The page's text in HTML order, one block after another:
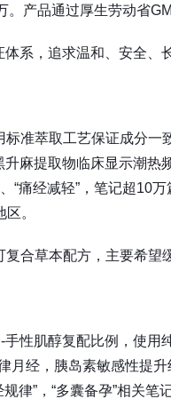
产品通过厚生劳动省
系，追求温和、安全、
准萃取工艺保证成分
麻提取物临床显示潮
“痛经减轻”，笔记超10
。
合草本配方，主要希望
性肌醇复配比例，使
月经，胰岛素敏感性提
律”，“多囊备孕”相关